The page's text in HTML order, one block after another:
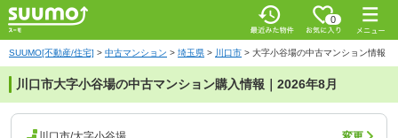
0
SUUMO[不動産/住宅] > 中古マンション > 埼玉県 > 川口市 > 大字小谷場の中古マンション情報
川口市大字小谷場の中古マンション購入情報｜2026年8月